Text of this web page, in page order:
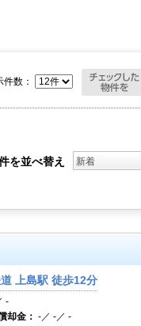
件数：
を並べ替え 新着
上島駅 徒歩12分
-
却金： -／ -／ -